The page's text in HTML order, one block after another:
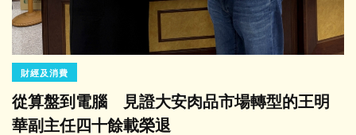
財經及消費
從算盤到電腦 見證大安肉品市場轉型的王明
華副主任四十餘載榮退